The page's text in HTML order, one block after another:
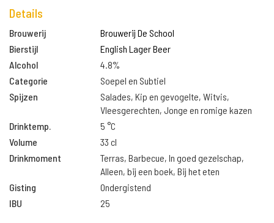
Details
Brouwerij
Brouwerij De School
Bierstijl
English Lager Beer
Alcohol
4.8%
Categorie
Soepel en Subtiel
Spijzen
Salades, Kip en gevogelte, Witvis,
Vleesgerechten, Jonge en romige kazen
Drinktemp.
5 °C
Volume
33 cl
Drinkmoment
Terras, Barbecue, In goed gezelschap,
Alleen, bij een boek, Bij het eten
Gisting
Ondergistend
IBU
25